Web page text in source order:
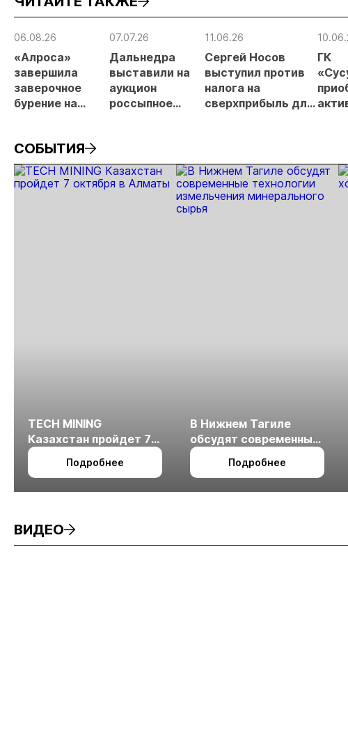
риски и
06.08.26
«Алроса»
завершила
заверочное
бурение на
Дегдекан
07.07.26
Дальнедра
выставили на
аукцион
россыпное
запасами 143 кг
золота
11.06.26
Сергей Носов
выступил против
налога на
сверхприбыль для
ГК
СОБЫТИЯ
TECH MINING
Казахстан пройдет 7
октября в Алматы
Подробнее
В Нижнем Тагиле
обсудят современные
технологии
измельчения
Подробнее
ВИДЕО